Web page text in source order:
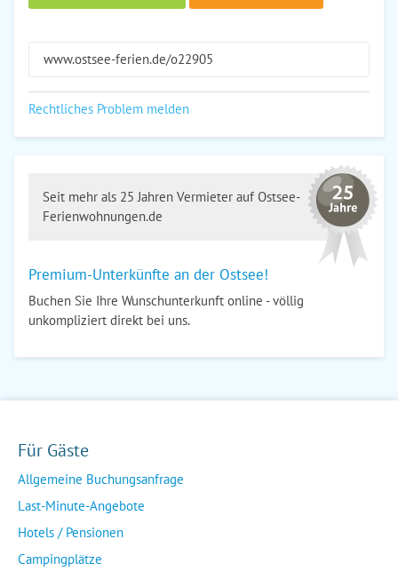
www.ostsee-ferien.de/o22905
Rechtliches Problem melden
Seit mehr als 25 Jahren Vermieter auf Ostsee-
Ferienwohnungen.de
Premium-Unterkünfte an der Ostsee!
Buchen Sie Ihre Wunschunterkunft online - völlig
unkompliziert direkt bei uns.
Für Gäste
Allgemeine Buchungsanfrage
Last-Minute-Angebote
Hotels / Pensionen
Campingplätze